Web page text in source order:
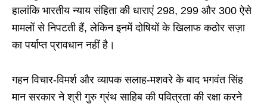
हालांकि भारतीय न्याय संहिता की धाराएं 298, 299 और 300 ऐसे
मामलों से निपटती हैं, लेकिन इनमें दोषियों के खिलाफ कठोर सज़ा
का पर्याप्त प्रावधान नहीं है।
गहन विचार-विमर्श और व्यापक सलाह-मशवरे के बाद भगवंत सिंह
मान सरकार ने श्री गुरु ग्रंथ साहिब की पवित्रता की रक्षा करने